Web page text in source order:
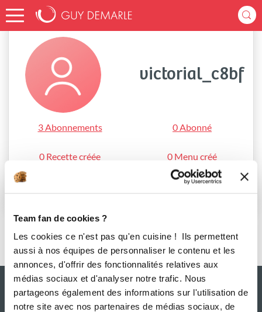
Team fan de cookies ?
Les cookies ce n'est pas qu'en cuisine ! Ils permettent
aussi à nos équipes de personnaliser le contenu et les
annonces, d'offrir des fonctionnalités relatives aux
médias sociaux et d'analyser notre trafic. Nous
partageons également des informations sur l'utilisation de
notre site avec nos partenaires de médias sociaux, de
Accueil victorial_c8bf
victorial_c8bf
3 Abonnements 0 Abonné
0 Recette créée 0 Menu créé